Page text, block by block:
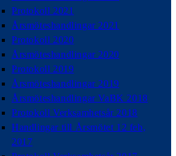
Protokoll 2021
Årsmöteshandlingar 2021
Protokoll 2020
Årsmöteshandlingar 2020
Protokoll 2019
Årsmöteshandlingar 2019
Årsmöteshandlingar VaBK 2018
Protokoll Verksamhetsår 2018
Handlingar till Årsmötet 12 feb,
2017